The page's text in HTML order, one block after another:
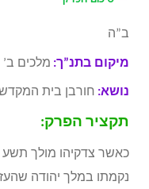
ב”ה
מיקום בתנ”ך: מלכים
נושא: חורבן בית המקדש
תקציר הפרק:
כאשר צדקיהו מולך תשע
נקמתו במלך יהודה